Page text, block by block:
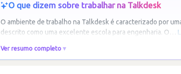
O que dizem sobre trabalhar na Talkdesk
O ambiente de trabalho na Talkdesk é caracterizado por
descrito como uma excelente escola para engenharia. O…
Ver resumo completo